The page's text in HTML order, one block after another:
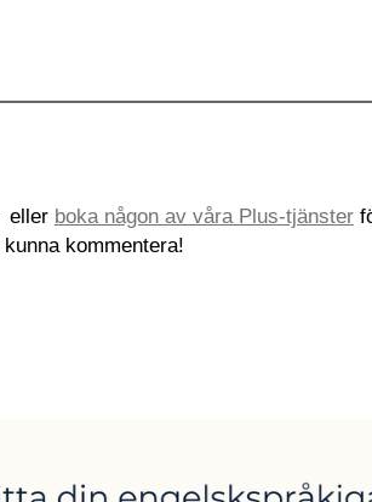
eller boka någon av våra Plus-tjänster
kunna kommentera!